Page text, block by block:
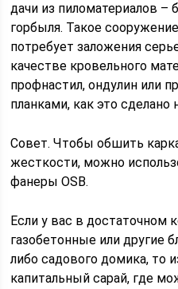
дачи из пиломатериалов –
горбыля. Такое
потребует заложения
качестве кровельного
профнастил, ондулин или
планками, как это сделано
Совет. Чтобы обшить
жесткости, можно
фанеры OSB.
Если у вас в достаточном
газобетонные или другие
либо садового домика, то
капитальный сарай, где